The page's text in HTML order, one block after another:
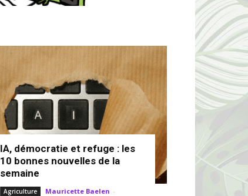
IA, démocratie et refuge : les
10 bonnes nouvelles de la
semaine
Agriculture Mauricette Baelen -